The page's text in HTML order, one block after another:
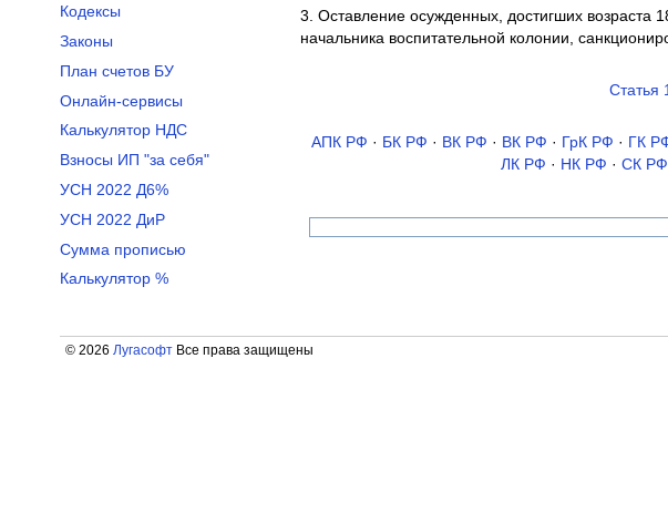
3. Оставление осужденных, достигших возраста
начальника воспитательной колонии,
Статья
АПК РФ · БК РФ · ВК РФ · ВК РФ · ГрК РФ · ГК
ЛК РФ · НК РФ · СК РФ
Кодексы
Законы
План счетов БУ
Онлайн-сервисы
Калькулятор НДС
Взносы ИП "за себя"
УСН 2022 Д6%
УСН 2022 ДиР
Сумма прописью
Калькулятор %
© 2026 ЛугасофтВсе права защищены